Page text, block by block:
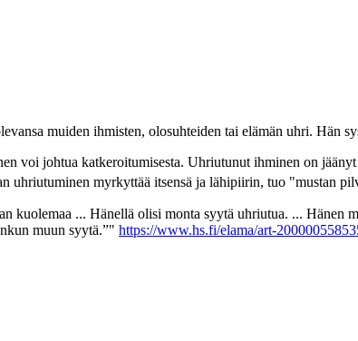
muiden ihmisten, olosuhteiden tai elämän uhri. Hän
voi johtua katkeroitumisesta. Uhriutunut ihminen on
uhriutuminen myrkyttää itsensä ja lähipiirin, tuo "mustan
kuolemaa ... Hänellä olisi monta syytä uhriutua. ... Hänen
muun syytä.”" https://www.hs.fi/elama/art-